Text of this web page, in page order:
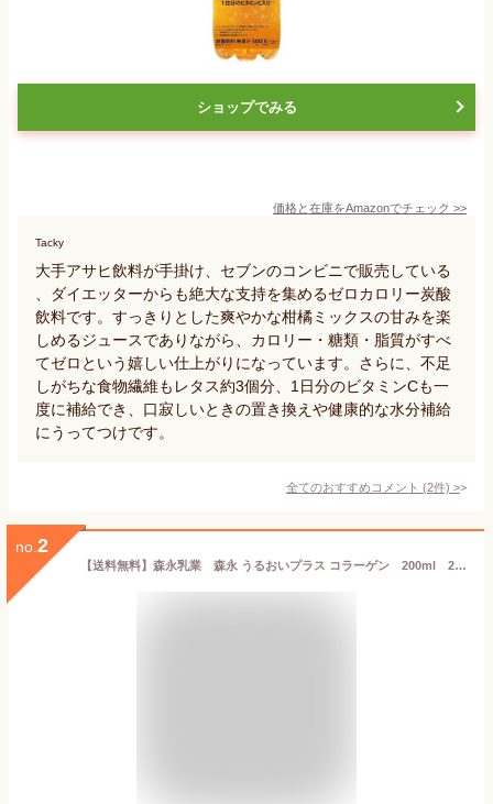
ショップでみる
価格と在庫をAmazonでチェック >>
Tacky
大手アサヒ飲料が手掛け、セブンのコンビニで販売している
、ダイエッターからも絶大な支持を集めるゼロカロリー炭酸
飲料です。すっきりとした爽やかな柑橘ミックスの甘みを楽
しめるジュースでありながら、カロリー・糖類・脂質がすべ
てゼロという嬉しい仕上がりになっています。さらに、不足
しがちな食物繊維もレタス約3個分、1日分のビタミンCも一
度に補給でき、口寂しいときの置き換えや健康的な水分補給
にうってつけです。
全てのおすすめコメント (2件) >
no. 2
【送料無料】森永乳業 森永 うるおいプラス コラーゲン 200ml 24本 1ケース ケース販売 アセロラ ビタミンC 低カロリー ジュース 飲み切りサイズ サプリメントドリンク 手軽 賞味期限長持ち